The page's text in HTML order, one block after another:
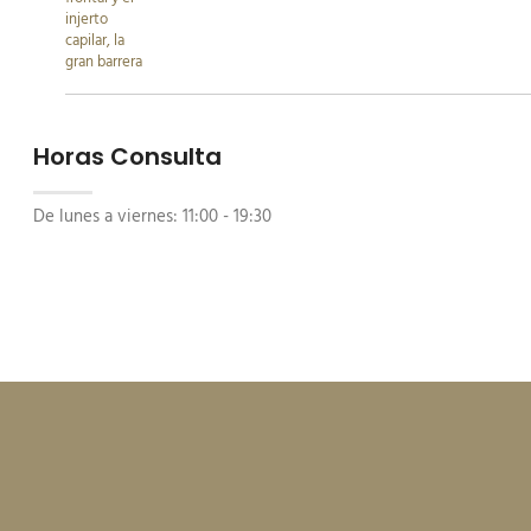
Horas Consulta
De lunes a viernes: 11:00 - 19:30